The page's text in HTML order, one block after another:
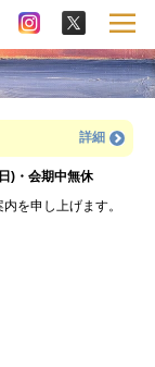
詳細
)・会期中無休
を申し上げます。